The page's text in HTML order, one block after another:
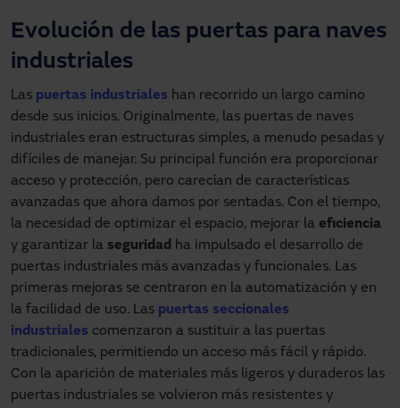
Evolución de las puertas para naves
industriales
Las puertas industriales han recorrido un largo camino
desde sus inicios. Originalmente, las puertas de naves
industriales eran estructuras simples, a menudo pesadas y
difíciles de manejar. Su principal función era proporcionar
acceso y protección, pero carecían de características
avanzadas que ahora damos por sentadas. Con el tiempo,
la necesidad de optimizar el espacio, mejorar la eficiencia
y garantizar la seguridad
ha impulsado el desarrollo de
puertas industriales más avanzadas y funcionales. Las
primeras mejoras se centraron en la automatización y en
la facilidad de uso. Las puertas seccionales
industriales comenzaron a sustituir a las puertas
tradicionales, permitiendo un acceso más fácil y rápido.
Con la aparición de materiales más ligeros y duraderos las
puertas industriales se volvieron más resistentes y